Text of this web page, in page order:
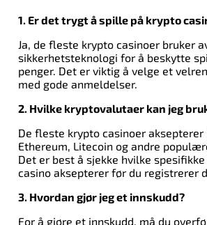
1. Er det trygt å spille på krypto
Ja, de fleste krypto casinoer bruker
sikkerhetsteknologi for å beskytte
penger. Det er viktig å velge et
med gode anmeldelser.
2. Hvilke kryptovalutaer kan jeg
De fleste krypto casinoer aksepterer
Ethereum, Litecoin og andre
Det er best å sjekke hvilke
casino aksepterer før du registrerer
3. Hvordan gjør jeg et innskudd?
For å gjøre et innskudd, må du